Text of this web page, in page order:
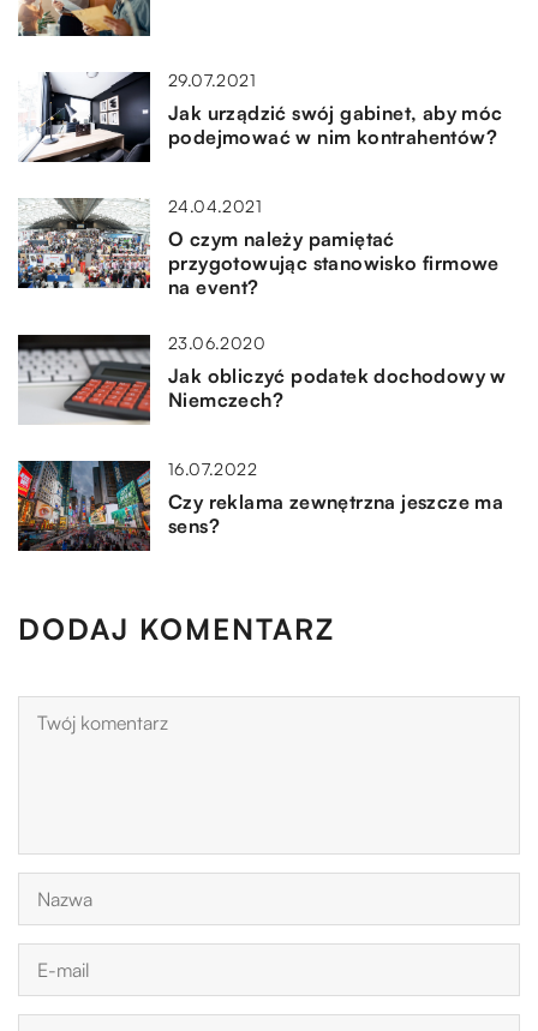
29.07.2021
Jak urządzić swój gabinet, aby móc
podejmować w nim kontrahentów?
24.04.2021
O czym należy pamiętać
przygotowując stanowisko firmowe
na event?
23.06.2020
Jak obliczyć podatek dochodowy w
Niemczech?
16.07.2022
Czy reklama zewnętrzna jeszcze ma
sens?
DODAJ KOMENTARZ